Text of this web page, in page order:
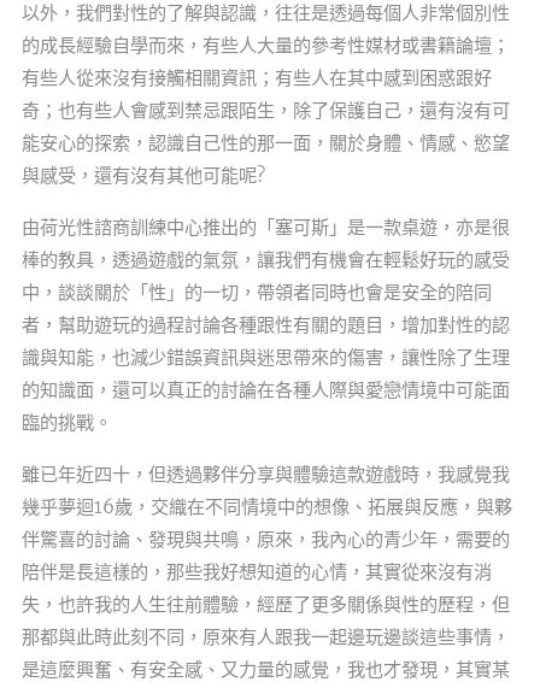
以外，我們對性的了解與認識，往往是透過每個人非常個別性
的成長經驗自學而來，有些人大量的參考性媒材或書籍論壇；
有些人從來沒有接觸相關資訊；有些人在其中感到困惑跟好
奇；也有些人會感到禁忌跟陌生，除了保護自己，還有沒有可
能安心的探索，認識自己性的那一面，關於身體、情感、慾望
與感受，還有沒有其他可能呢?
由荷光性諮商訓練中心推出的「塞可斯」是一款桌遊，亦是很
棒的教具，透過遊戲的氣氛，讓我們有機會在輕鬆好玩的感受
中，談談關於「性」的一切，帶領者同時也會是安全的陪同
者，幫助遊玩的過程討論各種跟性有關的題目，增加對性的認
識與知能，也減少錯誤資訊與迷思帶來的傷害，讓性除了生理
的知識面，還可以真正的討論在各種人際與愛戀情境中可能面
臨的挑戰。
雖已年近四十，但透過夥伴分享與體驗這款遊戲時，我感覺我
幾乎夢迴16歲，交織在不同情境中的想像、拓展與反應，與夥
伴驚喜的討論、發現與共鳴，原來，我內心的青少年，需要的
陪伴是長這樣的，那些我好想知道的心情，其實從來沒有消
失，也許我的人生往前體驗，經歷了更多關係與性的歷程，但
那都與此時此刻不同，原來有人跟我一起邊玩邊談這些事情，
是這麼興奮、有安全感、又力量的感覺，我也才發現，其實某